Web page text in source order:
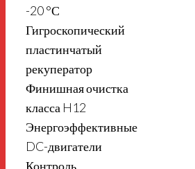
-20 °С
Гигроскопический
пластинчатый
рекуператор
Финишная очистка
класса H12
Энергоэффективные
DC-двигатели
Контроль